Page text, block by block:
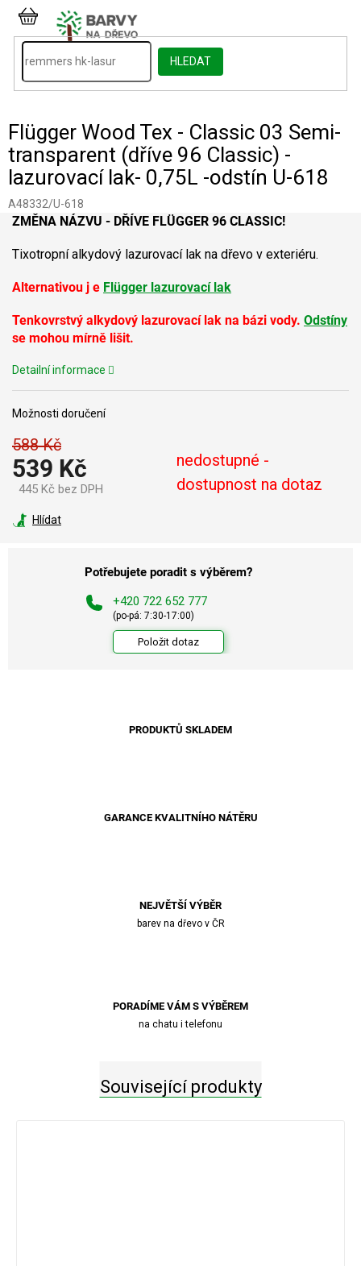
Přejít
obsah
HLEDAT
NÁKUPNÍ
KOŠÍK
Flügger Wood Tex - Classic 03 Semi-
transparent (dříve 96 Classic) -
lazurovací lak- 0,75L -odstín U-618
A48332/U-618
588 Kč
539 Kč
445 Kč bez DPH
nedostupné -
dostupnost na dotaz
Možnosti doručení
ZMĚNA NÁZVU - DŘÍVE FLÜGGER 96 CLASSIC!
Tixotropní alkydový lazurovací lak na dřevo v exteriéru.
Alternativou j e Flügger lazurovací lak
Tenkovrstvý alkydový lazurovací lak na bázi vody. Odstíny
se mohou mírně lišit.
Detailní informace
Hlídat
Potřebujete poradit s výběrem?
+420 722 652 777
(po-pá: 7:30-17:00)
Položit dotaz
PRODUKTŮ SKLADEM
GARANCE KVALITNÍHO NÁTĚRU
NEJVĚTŠÍ VÝBĚR
barev na dřevo v ČR
PORADÍME VÁM S VÝBĚREM
na chatu i telefonu
Související produkty